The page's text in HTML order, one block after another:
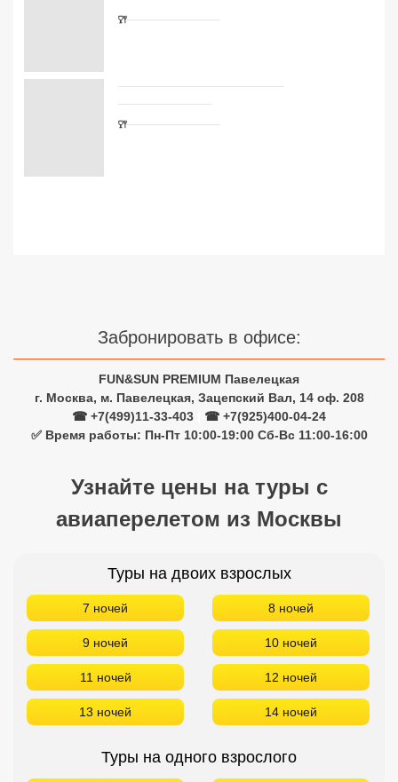
Забронировать в офисе:
FUN&SUN PREMIUM Павелецкая
г. Москва, м. Павелецкая, Зацепский Вал, 14 оф. 208
☎ +7(499)11-33-403
☎ +7(925)400-04-24
✅ Время работы: Пн-Пт 10:00-19:00 Сб-Вс 11:00-16:00
Узнайте цены на туры с
авиаперелетом из Москвы
Туры на двоих взрослых
7 ночей 8 ночей
9 ночей 10 ночей
11 ночей 12 ночей
13 ночей 14 ночей
Туры на одного взрослого
Сетевые отели Турции
Сетевые отели ОАЭ
Сетевые отели Таиланда
Сетевые отели Шри Ланки
Сетевые отели Сейшел
Сетевые отели Маврикия